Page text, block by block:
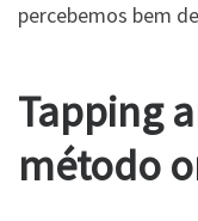
percebemos bem
Tapping
método